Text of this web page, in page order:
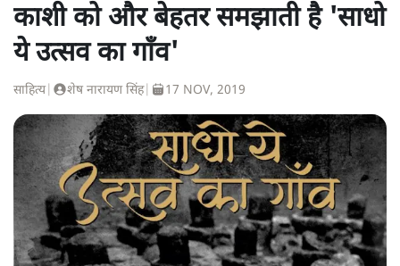
काशी को और बेहतर समझाती है 'साधो
ये उत्सव का गाँव'
साहित्य| शेष नारायण सिंह| 17 NOV, 2019